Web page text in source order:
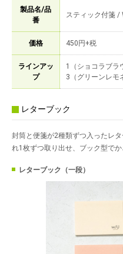
製品名/品
番
スティック付箋 /
価格 450円+税
ラインアッ
プ
1（ショコラブラ
3（グリーンレモ
レターブック
封筒と便箋が2種類ずつ入ったレ
れ1枚ずつ取り出せ、ブック型で
レターブック（一段）